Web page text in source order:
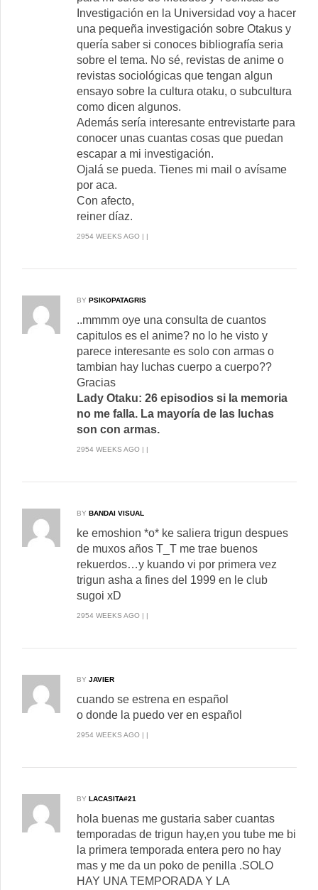
Investigación en la Universidad voy a hacer
una pequeña investigación sobre Otakus y
quería saber si conoces bibliografía seria
sobre el tema. No sé, revistas de anime o
revistas sociológicas que tengan algun
ensayo sobre la cultura otaku, o subcultura
como dicen algunos.
Además sería interesante entrevistarte para
conocer unas cuantas cosas que puedan
escapar a mi investigación.
Ojalá se pueda. Tienes mi mail o avísame
por aca.
Con afecto,
reiner díaz.
2954 WEEKS AGO | |
BY PSIKOPATAGRIS
..mmmm oye una consulta de cuantos
capitulos es el anime? no lo he visto y
parece interesante es solo con armas o
tambian hay luchas cuerpo a cuerpo??
Gracias
Lady Otaku: 26 episodios si la memoria
no me falla. La mayoría de las luchas
son con armas.
2954 WEEKS AGO | |
BY BANDAI VISUAL
ke emoshion *o* ke saliera trigun despues
de muxos años T_T me trae buenos
rekuerdos…y kuando vi por primera vez
trigun asha a fines del 1999 en le club
sugoi xD
2954 WEEKS AGO | |
BY JAVIER
cuando se estrena en español
o donde la puedo ver en español
2954 WEEKS AGO | |
BY LACASITA#21
hola buenas me gustaria saber cuantas
temporadas de trigun hay,en you tube me bi
la primera temporada entera pero no hay
mas y me da un poko de penilla .SOLO
HAY UNA TEMPORADA Y LA